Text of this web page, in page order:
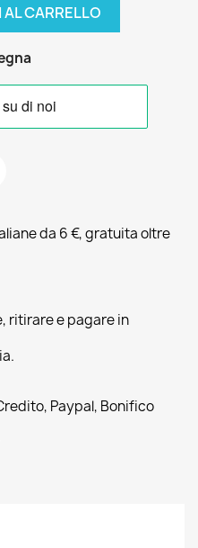
CARRELLO
da 6 €, gratuita oltre
ritirare e pagare in
Paypal, Bonifico